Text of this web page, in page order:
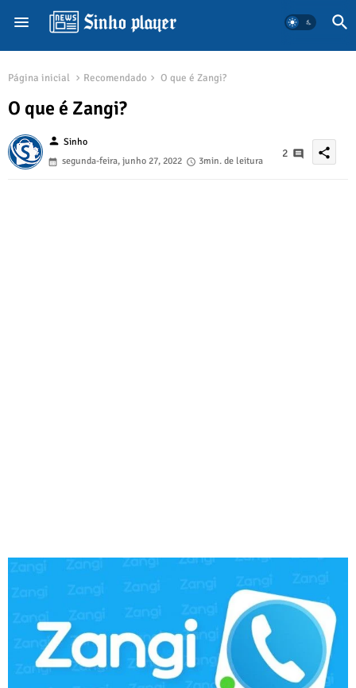
Página inicial Recomendado O que é Zangi?
O que é Zangi?
person Sinho
segunda-feira, junho 27, 2022
3min. de leitura
2 share